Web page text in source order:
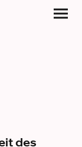
des